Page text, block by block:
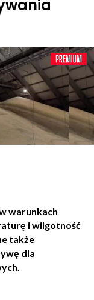
warunkach
i wilgotność
także
dla